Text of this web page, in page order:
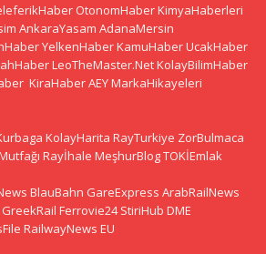
OtonomHaberKimyaHaberleri
AnkaraYasam AdanaMersin
YelkenHaberKamuHaberUcakHaber
LeoTheMaster.NetKolayBilimHaber
KiraHaberAEYMarkaHikayeleri
KolayHarita RayTurkiye ZorBulmaca
Rayİhale MeşhurBlogTOKİEmlak
BlauBahn GareExpress ArabRailNews
GreekRail Ferrovie24 StiriHub DME
RailwayNews EU